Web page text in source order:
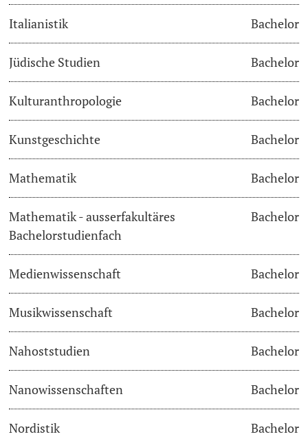
Koordinationsstelle für Geflüchtete
Beratungswegweiser
Lernen & Lehren
KI in Studium und Lehre
Digitales Lernen
Sprachenzentrum
Lernbörse
Lernräume
Italianistik Bachelor
Jüdische Studien Bachelor
Kulturanthropologie Bachelor
Kunstgeschichte Bachelor
Mathematik Bachelor
Mathematik - ausserfakultäres
Bachelorstudienfach
Bachelor
Medienwissenschaft Bachelor
Musikwissenschaft Bachelor
Nahoststudien Bachelor
Nanowissenschaften Bachelor
Nordistik Bachelor